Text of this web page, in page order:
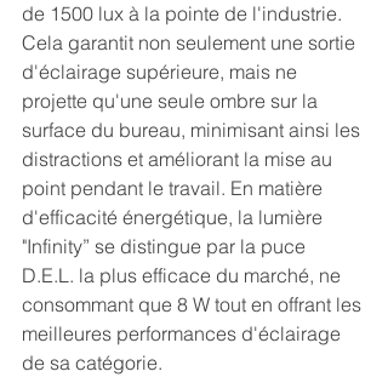
de 1500 lux à la pointe de l'industrie.
Cela garantit non seulement une sortie
d'éclairage supérieure, mais ne
projette qu'une seule ombre sur la
surface du bureau, minimisant ainsi les
distractions et améliorant la mise au
point pendant le travail. En matière
d'efficacité énergétique, la lumière
"Infinity” se distingue par la puce
D.E.L. la plus efficace du marché, ne
consommant que 8 W tout en offrant les
meilleures performances d'éclairage
de sa catégorie.